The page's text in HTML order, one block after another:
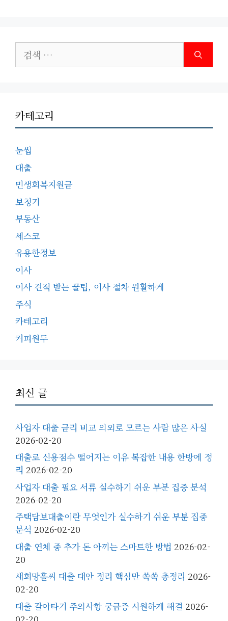
색:
카테고리
눈썹
대출
민생회복지원금
보청기
부동산
세스코
유용한정보
이사
이사 견적 받는 꿀팁, 이사 절차 원활하게
주식
카테고리
커피원두
최신 글
사업자 대출 금리 비교 의외로 모르는 사람 많은 사실
2026-02-20
대출로 신용점수 떨어지는 이유 복잡한 내용 한방에 정
리 2026-02-20
사업자 대출 필요 서류 실수하기 쉬운 부분 집중 분석
2026-02-20
주택담보대출이란 무엇인가 실수하기 쉬운 부분 집중
분석 2026-02-20
대출 연체 중 추가 돈 아끼는 스마트한 방법 2026-02-
20
새희망홀씨 대출 대안 정리 핵심만 쏙쏙 총정리 2026-
02-20
대출 갈아타기 주의사항 궁금증 시원하게 해결 2026-
02-20